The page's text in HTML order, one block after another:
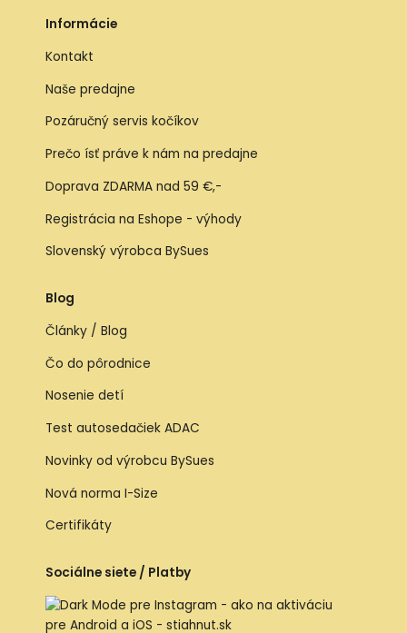
Informácie
Kontakt
Naše predajne
Pozáručný servis kočíkov
Prečo ísť práve k nám na predajne
Doprava ZDARMA nad 59 €,-
Registrácia na Eshope - výhody
Slovenský výrobca BySues
Blog
Články / Blog
Čo do pôrodnice
Nosenie detí
Test autosedačiek ADAC
Novinky od výrobcu BySues
Nová norma I-Size
Certifikáty
Sociálne siete / Platby